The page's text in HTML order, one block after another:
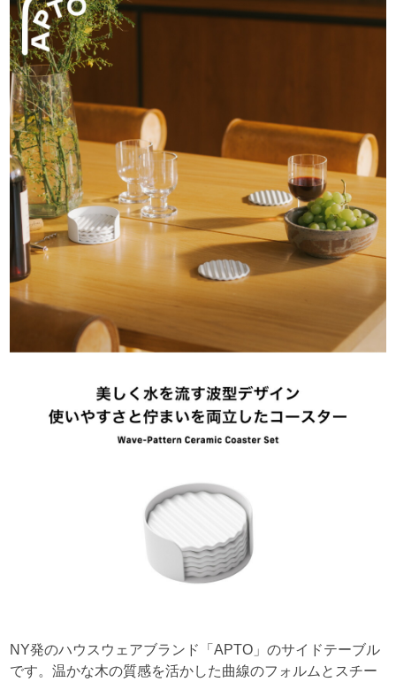
NY発のハウスウェアブランド「APTO」のサイドテーブル
です。温かな木の質感を活かした曲線のフォルムとスチー